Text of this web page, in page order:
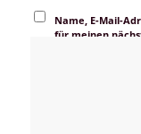
Name, E-Mail-
für meinen